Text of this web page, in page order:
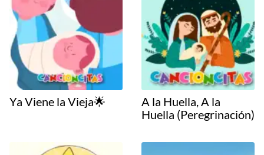
Ya Viene la Vieja🌟
A la Huella, A la
Huella (Peregrinación)